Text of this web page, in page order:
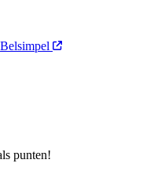
Belsimpel
punten!